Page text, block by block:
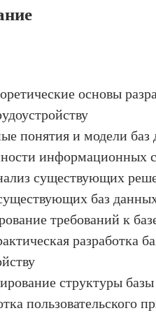
основы
понятия и модели баз
информационных
существующих
баз
требований к
разработка
структуры
пользовательского